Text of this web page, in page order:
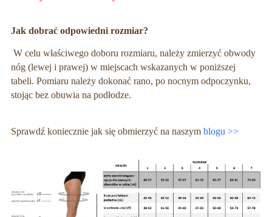
Jak dobrać odpowiedni rozmiar?
W celu właściwego doboru rozmiaru, należy zmierzyć obwody
nóg (lewej i prawej) w miejscach wskazanych w poniższej
tabeli. Pomiaru należy dokonać rano, po nocnym odpoczynku,
stojąc bez obuwia na podłodze.
Sprawdź koniecznie jak się obmierzyć na naszym blogu >>